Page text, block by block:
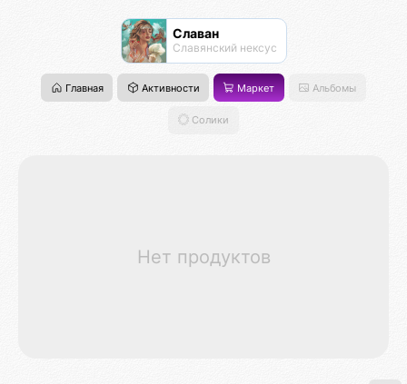
Славан
Славянский нексус
Главная Активности Маркет Альбомы
Солики
Нет продуктов